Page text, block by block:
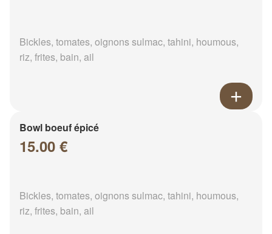
Bickles, tomates, oignons sulmac, tahini, houmous,
riz, frites, bain, ail
Bowl boeuf épicé
15.00 €
Bickles, tomates, oignons sulmac, tahini, houmous,
riz, frites, bain, ail